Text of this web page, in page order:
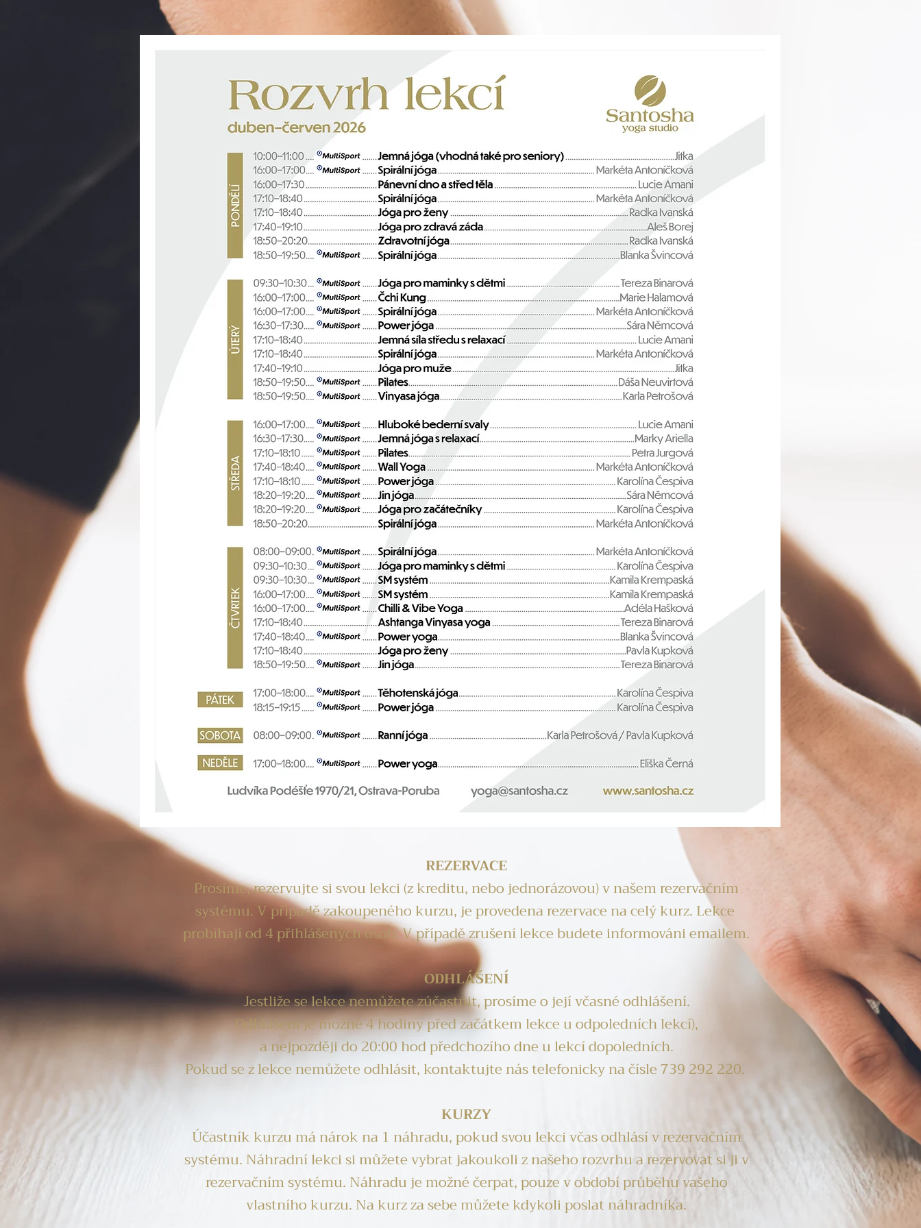
REZERVACE
Prosíme, rezervujte si svou lekci (z kreditu, nebo jednorázovou) v našem rezervačním
systému. V případě zakoupeného kurzu, je provedena rezervace na celý kurz. Lekce
probíhají od 4 přihlášených osob. V případě zrušení lekce budete informováni emailem.
ODHLÁŠENÍ
Jestliže se lekce nemůžete zúčastnit, prosíme o její včasné odhlášení.
Odhlášení je možné 4 hodiny před začátkem lekce u odpoledních lekcí),
a nejpozději do 20:00 hod předchozího dne u lekcí dopoledních.
Pokud se z lekce nemůžete odhlásit, kontaktujte nás telefonicky na čísle 739 292 220.
KURZY
Účastník kurzu má nárok na 1 náhradu, pokud svou lekci včas odhlásí v rezervačním
systému. Náhradní lekci si můžete vybrat jakoukoli z našeho rozvrhu a rezervovat si ji v
rezervačním systému. Náhradu je možné čerpat, pouze v období průběhu vašeho
vlastního kurzu. Na kurz za sebe můžete kdykoli poslat náhradníka.